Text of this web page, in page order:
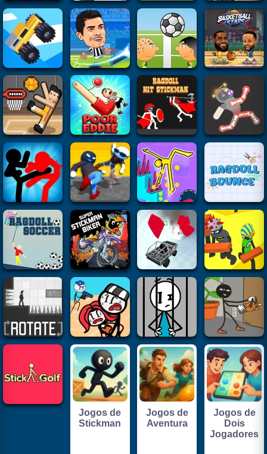
Jogos de
Stickman
Jogos de
Aventura
Jogos de
Dois
Jogadores